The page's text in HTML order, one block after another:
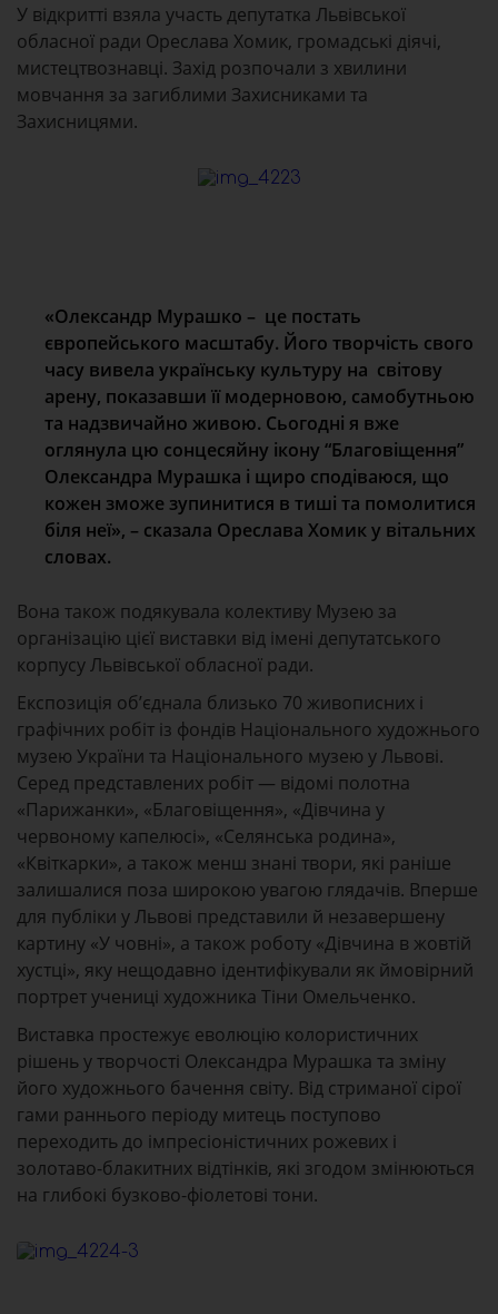
У відкритті взяла участь депутатка Львівської
обласної ради Ореслава Хомик, громадські діячі,
мистецтвознавці. Захід розпочали з хвилини
мовчання за загиблими Захисниками та
Захисницями.
«Олександр Мурашко – це постать
європейського масштабу. Його творчість свого
часу вивела українську культуру на світову
арену, показавши її модерновою, самобутньою
та надзвичайно живою. Сьогодні я вже
оглянула цю сонцесяйну ікону “Благовіщення”
Олександра Мурашка і щиро сподіваюся, що
кожен зможе зупинитися в тиші та помолитися
біля неї», – сказала Ореслава Хомик у вітальних
словах.
Вона також подякувала колективу Музею за
організацію цієї виставки від імені депутатського
корпусу Львівської обласної ради.
Експозиція об’єднала близько 70 живописних і
графічних робіт із фондів Національного художнього
музею України та Національного музею у Львові.
Серед представлених робіт — відомі полотна
«Парижанки», «Благовіщення», «Дівчина у
червоному капелюсі», «Селянська родина»,
«Квіткарки», а також менш знані твори, які раніше
залишалися поза широкою увагою глядачів. Вперше
для публіки у Львові представили й незавершену
картину «У човні», а також роботу «Дівчина в жовтій
хустці», яку нещодавно ідентифікували як ймовірний
портрет учениці художника Тіни Омельченко.
Виставка простежує еволюцію колористичних
рішень у творчості Олександра Мурашка та зміну
його художнього бачення світу. Від стриманої сірої
гами раннього періоду митець поступово
переходить до імпресіоністичних рожевих і
золотаво-блакитних відтінків, які згодом змінюються
на глибокі бузково-фіолетові тони.